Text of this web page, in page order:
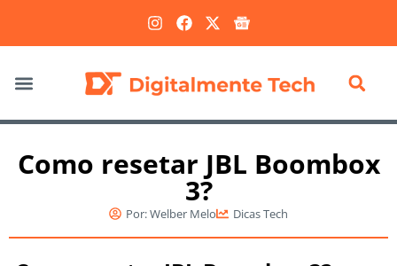
Como resetar JBL Boombox
3?
Por:Welber Melo Dicas Tech